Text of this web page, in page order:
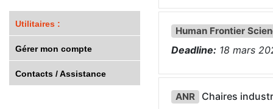
Utilitaires :
Gérer mon compte
Contacts / Assistance
Human Frontier
Deadline: 18 mars
ANR
Chaires